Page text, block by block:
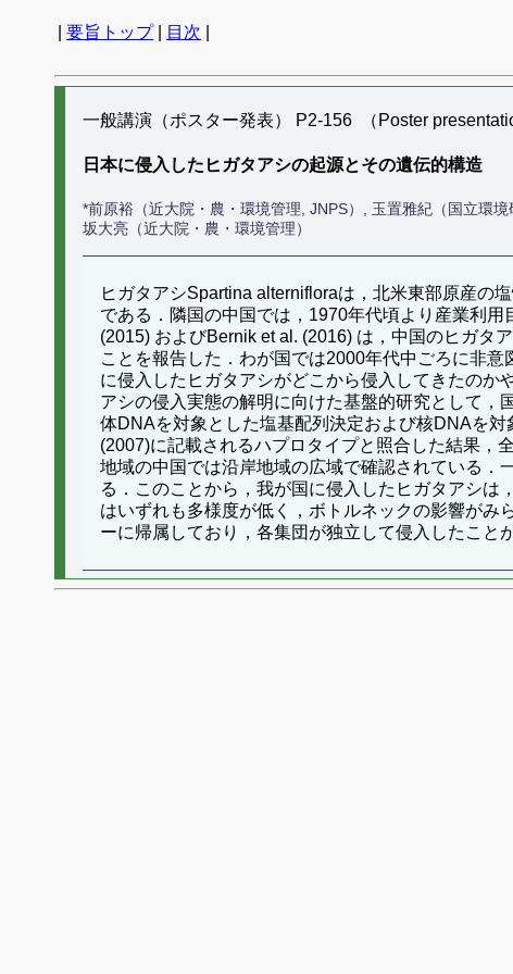
要旨トップ| 目次
一般講演（ポスター発表） P2-156 （Poster
日本に侵入したヒガタアシの起源とその遺伝的構造
*前原裕（近大院・農・環境管理, JNPS）, 玉置雅紀（国立環
坂大亮（近大院・農・環境管理）
ヒガタアシSpartina alternifloraは，北米東部原産の
である．隣国の中国では，1970年代頃より産業利
(2015) およびBernik et al. (2016) は，中国のヒガタ
ことを報告した．わが国では2000年代中ごろに非
に侵入したヒガタアシがどこから侵入してきたのか
アシの侵入実態の解明に向けた基盤的研究として，
体DNAを対象とした塩基配列決定および核DNAを
(2007)に記載されるハプロタイプと照合した結果，
地域の中国では沿岸地域の広域で確認されている．
る．このことから，我が国に侵入したヒガタアシは
はいずれも多様度が低く，ボトルネックの影響が
ーに帰属しており，各集団が独立して侵入したこと